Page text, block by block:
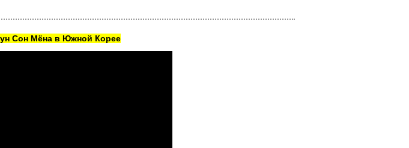
Сон Мёна в Южной Корее